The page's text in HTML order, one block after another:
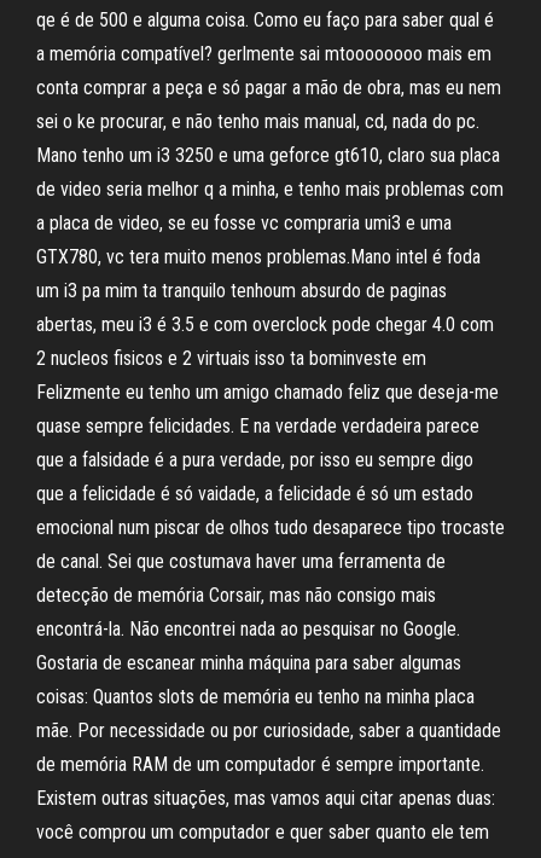
qe é de 500 e alguma coisa. Como eu faço para saber qual é
a memória compatível? gerlmente sai mtoooooooo mais em
conta comprar a peça e só pagar a mão de obra, mas eu nem
sei o ke procurar, e não tenho mais manual, cd, nada do pc.
Mano tenho um i3 3250 e uma geforce gt610, claro sua placa
de video seria melhor q a minha, e tenho mais problemas com
a placa de video, se eu fosse vc compraria umi3 e uma
GTX780, vc tera muito menos problemas.Mano intel é foda
um i3 pa mim ta tranquilo tenhoum absurdo de paginas
abertas, meu i3 é 3.5 e com overclock pode chegar 4.0 com
2 nucleos fisicos e 2 virtuais isso ta bominveste em
Felizmente eu tenho um amigo chamado feliz que deseja-me
quase sempre felicidades. E na verdade verdadeira parece
que a falsidade é a pura verdade, por isso eu sempre digo
que a felicidade é só vaidade, a felicidade é só um estado
emocional num piscar de olhos tudo desaparece tipo trocaste
de canal. Sei que costumava haver uma ferramenta de
detecção de memória Corsair, mas não consigo mais
encontrá-la. Não encontrei nada ao pesquisar no Google.
Gostaria de escanear minha máquina para saber algumas
coisas: Quantos slots de memória eu tenho na minha placa
mãe. Por necessidade ou por curiosidade, saber a quantidade
de memória RAM de um computador é sempre importante.
Existem outras situações, mas vamos aqui citar apenas duas:
você comprou um computador e quer saber quanto ele tem